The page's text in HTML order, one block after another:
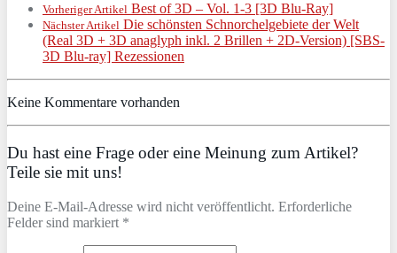
Vorheriger Artikel Best of 3D – Vol. 1-3 [3D Blu-Ray]
Nächster Artikel Die schönsten Schnorchelgebiete der Welt
(Real 3D + 3D anaglyph inkl. 2 Brillen + 2D-Version) [SBS-
3D Blu-ray] Rezessionen
Keine Kommentare vorhanden
Du hast eine Frage oder eine Meinung zum Artikel?
Teile sie mit uns!
Deine E-Mail-Adresse wird nicht veröffentlicht. Erforderliche
Felder sind markiert *